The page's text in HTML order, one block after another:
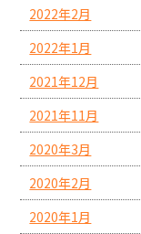
2022年2月
2022年1月
2021年12月
2021年11月
2020年3月
2020年2月
2020年1月